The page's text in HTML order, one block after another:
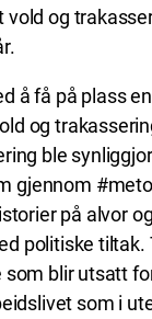
vold og
å få på plass
og
ble
gjennom
på alvor
politiske tiltak.
blir utsatt
som i